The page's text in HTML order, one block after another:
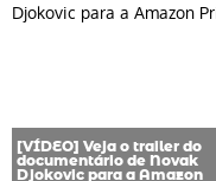
[VÍDEO] Veja o trailer do
documentário de Novak
Djokovic para a Amazon